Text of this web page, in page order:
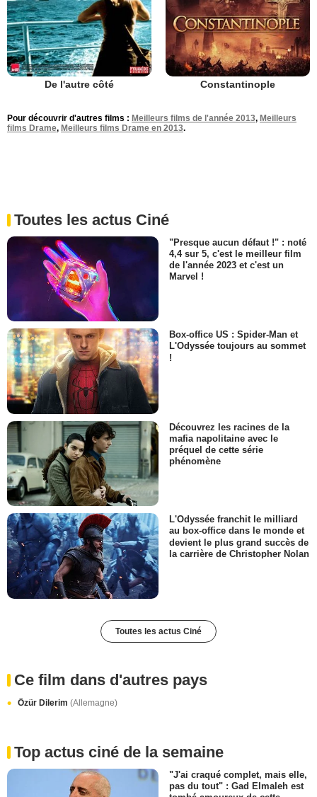
De l'autre côté Constantinople
Pour découvrir d'autres films : Meilleurs films de l'année 2013, Meilleurs
films Drame, Meilleurs films Drame en 2013.
Toutes les actus Ciné
"Presque aucun défaut !" : noté
4,4 sur 5, c'est le meilleur film
de l'année 2023 et c'est un
Marvel !
Box-office US : Spider-Man et
L'Odyssée toujours au sommet
!
Découvrez les racines de la
mafia napolitaine avec le
préquel de cette série
phénomène
L'Odyssée franchit le milliard
au box-office dans le monde et
devient le plus grand succès de
la carrière de Christopher Nolan
Toutes les actus Ciné
Ce film dans d'autres pays
Özür Dilerim (Allemagne)
Top actus ciné de la semaine
"J'ai craqué complet, mais elle,
pas du tout" : Gad Elmaleh est